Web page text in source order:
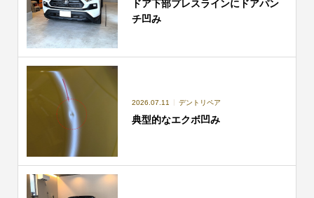
ドア下部プレスラインにドアパン
チ凹み
2026.07.11 デントリペア
典型的なエクボ凹み